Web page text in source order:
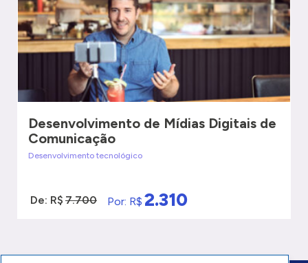
Desenvolvimento de Mídias Digitais de
Comunicação
Desenvolvimento tecnológico
De: R$ 7.700 Por: R$ 2.310